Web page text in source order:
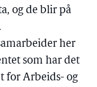
og de blir på
her
som har det
for Arbeids- og